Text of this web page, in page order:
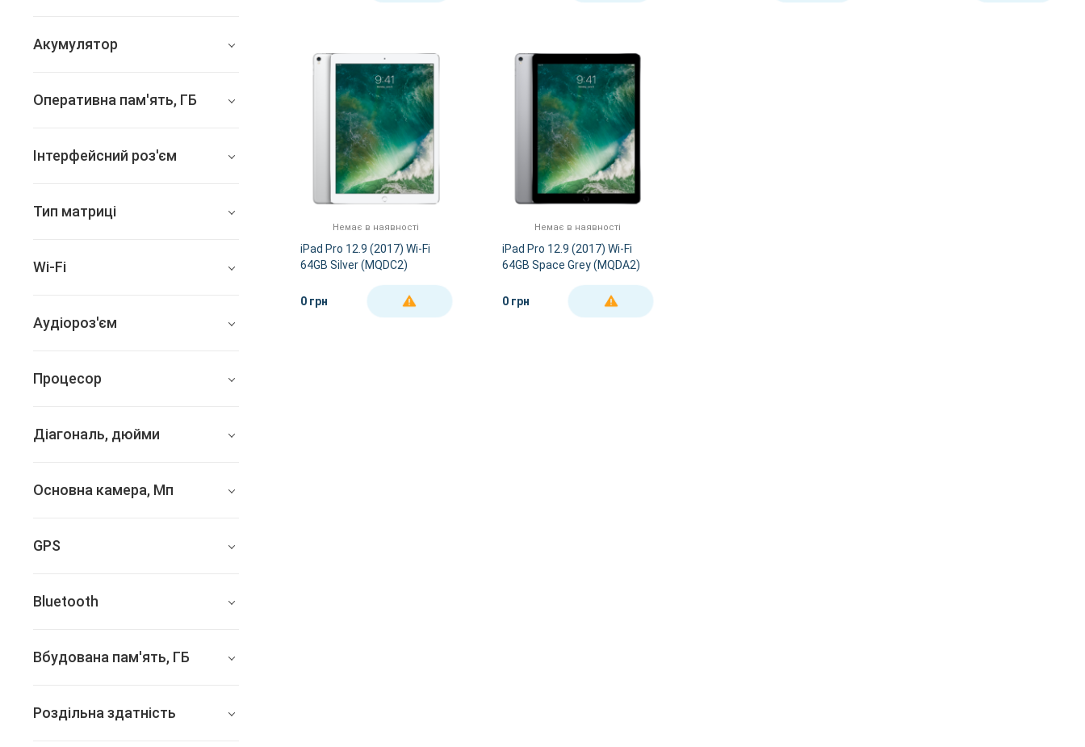
Акумулятор
Оперативна пам'ять, ГБ
Інтерфейсний роз'єм
Тип матриці
Wi-Fi
ГГц
Аудіороз'єм
Процесор
Діагональ, дюйми
Основна камера, Мп
GPS
Bluetooth
Вбудована пам'ять, ГБ
Роздільна здатність
Немає в наявності
iPad Pro 12.9 (2017) Wi-Fi
64GB Silver (MQDC2)
0 грн ДЕТАЛЬНІШЕ
Немає в наявності
iPad Pro 12.9 (2017) Wi-Fi
64GB Space Grey (MQDA2)
0 грн ДЕТАЛЬНІШЕ